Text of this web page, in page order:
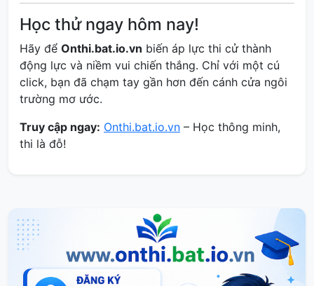
Học thử ngay hôm nay!
Hãy để Onthi.bat.io.vn biến áp lực thi cử thành
động lực và niềm vui chiến thắng. Chỉ với một cú
click, bạn đã chạm tay gần hơn đến cánh cửa ngôi
trường mơ ước.
Truy cập ngay: Onthi.bat.io.vn – Học thông minh,
thi là đỗ!